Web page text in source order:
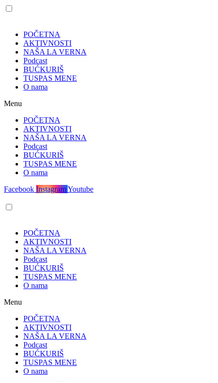
POČETNA
AKTIVNOSTI
NAŠA LA VERNA
Podcast
BUĆKURIŠ
TUSPAS MENE
O nama
Menu
POČETNA
AKTIVNOSTI
NAŠA LA VERNA
Podcast
BUĆKURIŠ
TUSPAS MENE
O nama
Facebook InstagramYoutube
POČETNA
AKTIVNOSTI
NAŠA LA VERNA
Podcast
BUĆKURIŠ
TUSPAS MENE
O nama
Menu
POČETNA
AKTIVNOSTI
NAŠA LA VERNA
Podcast
BUĆKURIŠ
TUSPAS MENE
O nama